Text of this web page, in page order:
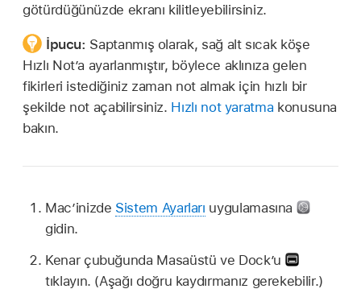
götürdüğünüzde ekranı kilitleyebilirsiniz.
İpucu: Saptanmış olarak, sağ alt sıcak köşe
Hızlı Not’a ayarlanmıştır, böylece aklınıza gelen
fikirleri istediğiniz zaman not almak için hızlı bir
şekilde not açabilirsiniz. Hızlı not yaratma konusuna
bakın.
Mac’inizde Sistem Ayarları uygulamasına
gidin.
Kenar çubuğunda Masaüstü ve Dock’u
tıklayın. (Aşağı doğru kaydırmanız gerekebilir.)